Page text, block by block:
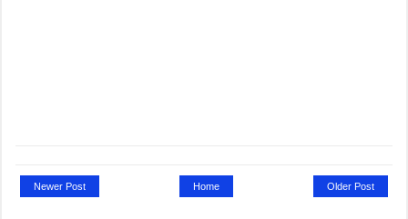
Newer Post Older Post
Home